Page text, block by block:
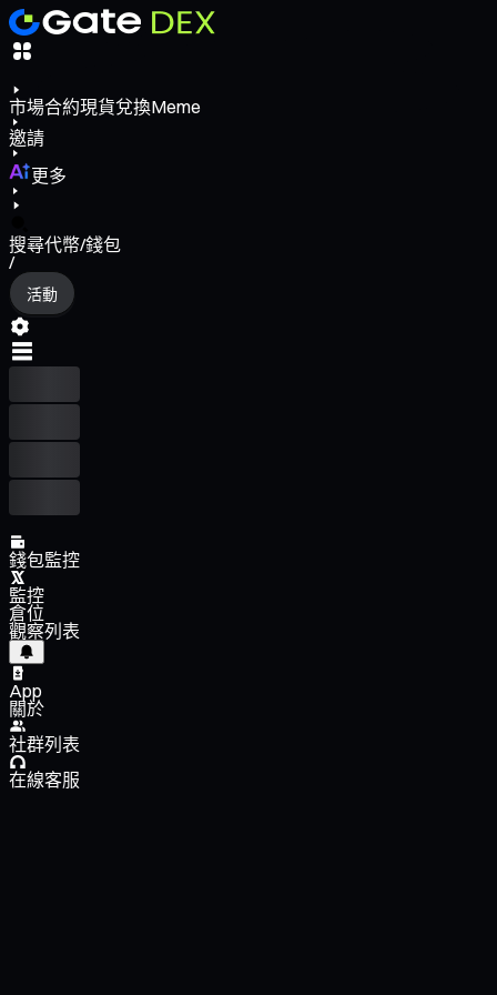
市場合約現貨兌換Meme
邀請
更多
搜尋代幣/錢包
/
活動
錢包監控
監控
倉位
觀察列表
App
關於
社群列表
在線客服